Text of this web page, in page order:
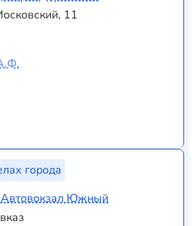
11
города
Автовокзал Южный